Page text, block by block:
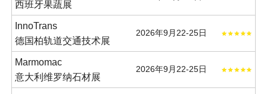
西班牙果蔬展
InnoTrans
德国柏轨道交通技术展
2026年9月22-25日
Marmomac
意大利维罗纳石材展
2026年9月22-25日